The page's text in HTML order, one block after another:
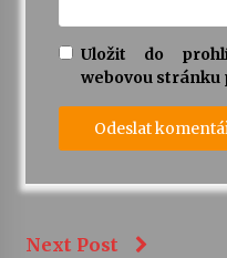
Uložit do
webovou stránku
Next Post